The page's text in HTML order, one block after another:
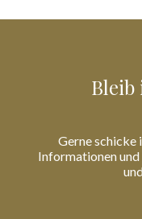
Bleib
Gerne schicke
Informationen